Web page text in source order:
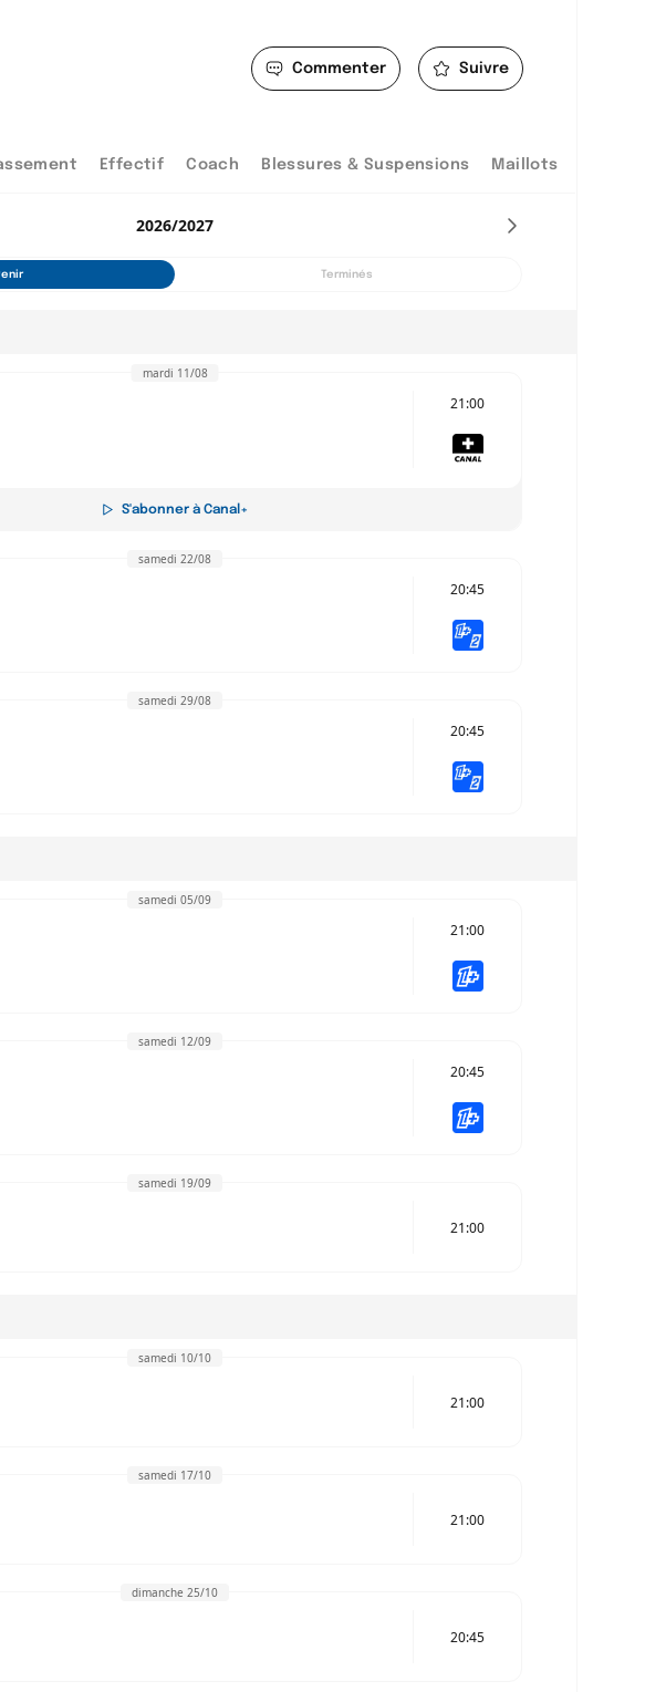
Commenter Suivre
Effectif Coach Blessures & Suspensions Maillots
2026/2027
Terminés
mardi 11/08
21:00
S'abonner à Canal+
samedi 22/08
20:45
samedi 29/08
20:45
samedi 05/09
21:00
samedi 12/09
20:45
samedi 19/09
21:00
samedi 10/10
21:00
samedi 17/10
21:00
dimanche 25/10
20:45